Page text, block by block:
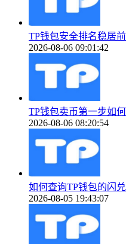
TP钱包安全排名稳居
2026-08-06 09:01:42
TP钱包卖币第一步如
2026-08-06 08:20:54
如何查询TP钱包的闪
2026-08-05 19:43:07